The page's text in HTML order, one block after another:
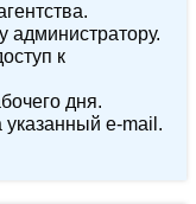
администратору.
к
дня.
e‑mail.